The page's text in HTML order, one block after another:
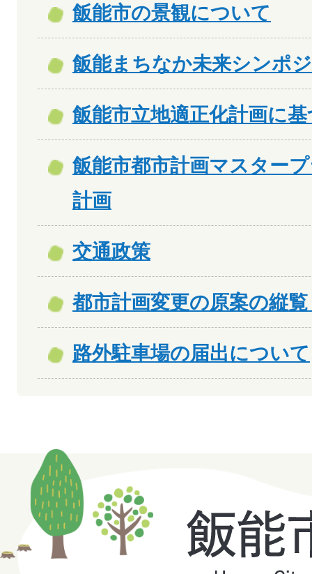
飯能市の景観について
飯能まちなか未来シンポ
飯能市立地適正化計画に
飯能市都市計画マスター
計画
交通政策
都市計画変更の原案の縦
路外駐車場の届出について
飯
能